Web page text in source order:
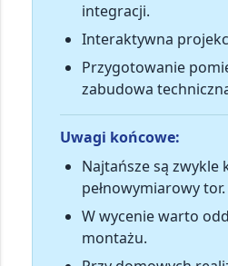
integracji.
Interaktywna
Przygotowanie
zabudowa
Uwagi końcowe:
Najtańsze są
pełnowymiarowy tor.
W wycenie warto
montażu.